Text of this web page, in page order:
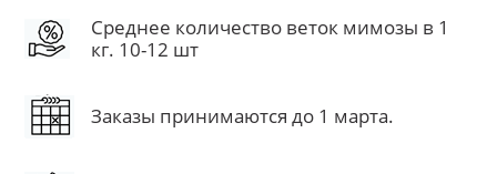
Среднее количество веток мимозы в 1
кг. 10-12 шт
Заказы принимаются до 1 марта.